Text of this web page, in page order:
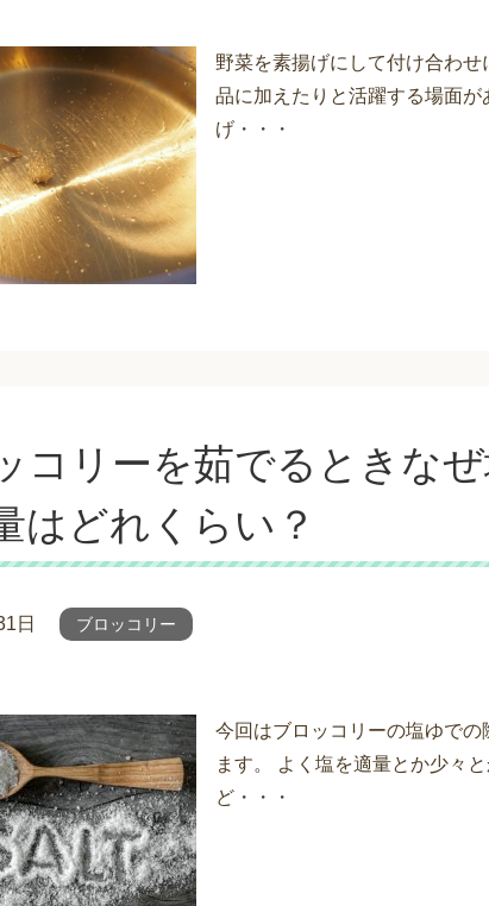
野菜を素揚げにして付け合わ
品に加えたりと活躍する場面
げ・・・
コリーを茹でるときな
はどれくらい？
日 ブロッコリー
今回はブロッコリーの塩ゆで
ます。 よく塩を適量とか少々
ど・・・